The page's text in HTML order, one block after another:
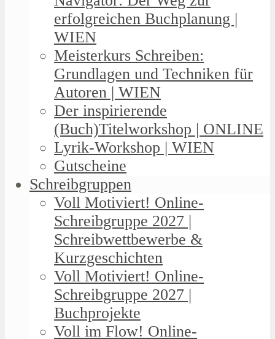
erfolgreichen Buchplanung |
WIEN
Meisterkurs Schreiben:
Grundlagen und Techniken für
Autoren | WIEN
Der inspirierende
(Buch)Titelworkshop | ONLINE
Lyrik-Workshop | WIEN
Gutscheine
Schreibgruppen
Voll Motiviert! Online-
Schreibgruppe 2027 |
Schreibwettbewerbe &
Kurzgeschichten
Voll Motiviert! Online-
Schreibgruppe 2027 |
Buchprojekte
Voll im Flow! Online-